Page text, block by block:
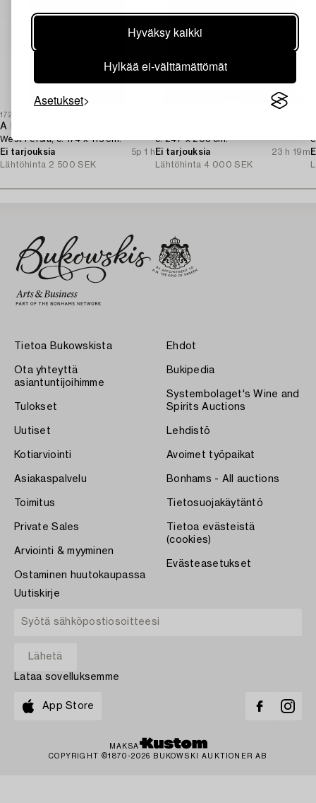
Hyväksy kaikki
Hylkää ei-välttämättömät
Asetukset
1727920
A Bidjar rug,
West Persia, c. 174 x 115 cm.
Ei tarjouksia
5p 1 h
Lähtöhinta 2 500 SEK
c. 247 x 208 cm.
Ei tarjouksia
23 h 19m
Lähtöhinta 4 000 SEK
Tietoa Bukowskista
Ota yhteyttä
asiantuntijoihimme
Tulokset
Uutiset
Kotiarviointi
Asiakaspalvelu
Toimitus
Private Sales
Arviointi & myyminen
Ostaminen huutokaupassa
Ehdot
Bukipedia
Systembolaget's Wine and
Spirits Auctions
Lehdistö
Avoimet työpaikat
Bonhams - All auctions
Tietosuojakäytäntö
Tietoa evästeistä
(cookies)
Evästeasetukset
Uutiskirje
Lataa sovelluksemme
App Store
MAKSA
COPYRIGHT ©1870-2026 BUKOWSKI AUKTIONER AB